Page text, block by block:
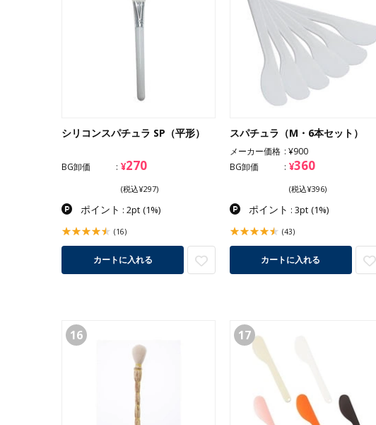
シリコンスパチュラ SP（平形）
BG卸価 ¥270
(税込¥297)
ポイント : 2pt (1%)
(16)
カートに入れる
スパチュラ（M・6本セット）
メーカー価格
¥900
BG卸価
¥360
(税込¥396)
ポイント : 3pt (1%)
(43)
カートに入れる
16 17